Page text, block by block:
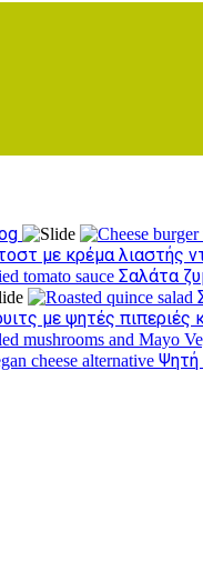
με κρέμα λιαστής
Σαλάτα
με ψητές πιπεριές
Ψητή